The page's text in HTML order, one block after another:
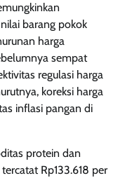
barang pokok
harga
sempat
regulasi harga
koreksi harga
inflasi pangan di
protein dan
Rp133.618 per